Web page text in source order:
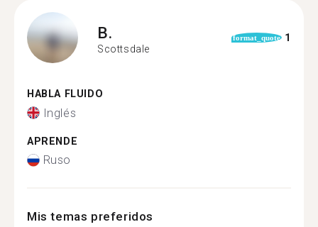
B.
Scottsdale
format_quote 1
HABLA FLUIDO
Inglés
APRENDE
Ruso
Mis temas preferidos